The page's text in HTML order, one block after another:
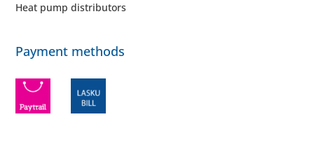
Heat pump distributors
Payment methods